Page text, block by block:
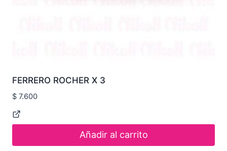
FERRERO ROCHER X 3
$ 7.600
Añadir al carrito